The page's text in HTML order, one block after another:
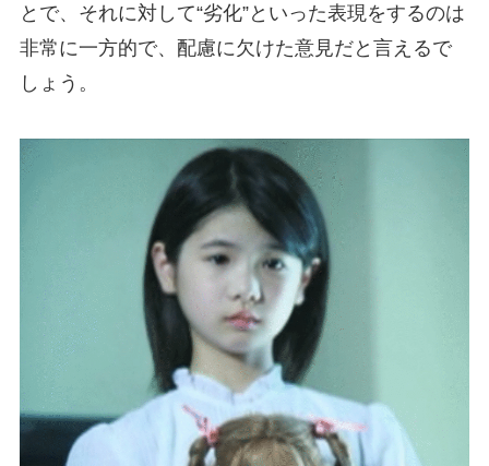
とで、それに対して“劣化”といった表現をするのは
非常に一方的で、配慮に欠けた意見だと言えるで
しょう。